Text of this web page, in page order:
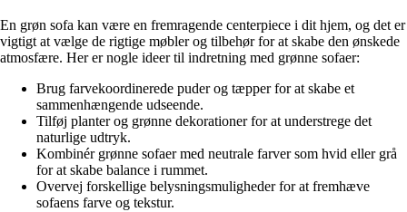
En grøn sofa kan være en fremragende centerpiece i dit hjem, og det er
vigtigt at vælge de rigtige møbler og tilbehør for at skabe den ønskede
atmosfære. Her er nogle ideer til indretning med grønne sofaer:
Brug farvekoordinerede puder og tæpper for at skabe et
sammenhængende udseende.
Tilføj planter og grønne dekorationer for at understrege det
naturlige udtryk.
Kombinér grønne sofaer med neutrale farver som hvid eller grå
for at skabe balance i rummet.
Overvej forskellige belysningsmuligheder for at fremhæve
sofaens farve og tekstur.